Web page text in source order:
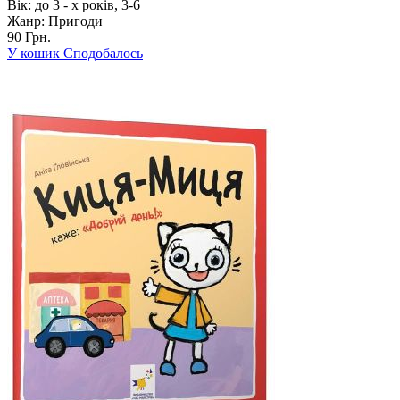
Вік: до 3 - х років, 3-6
Жанр: Пригоди
90 Грн.
У кошик Сподобалось